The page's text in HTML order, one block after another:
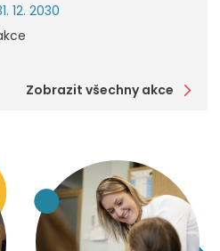
12. 2030
Zobrazit všechny akce